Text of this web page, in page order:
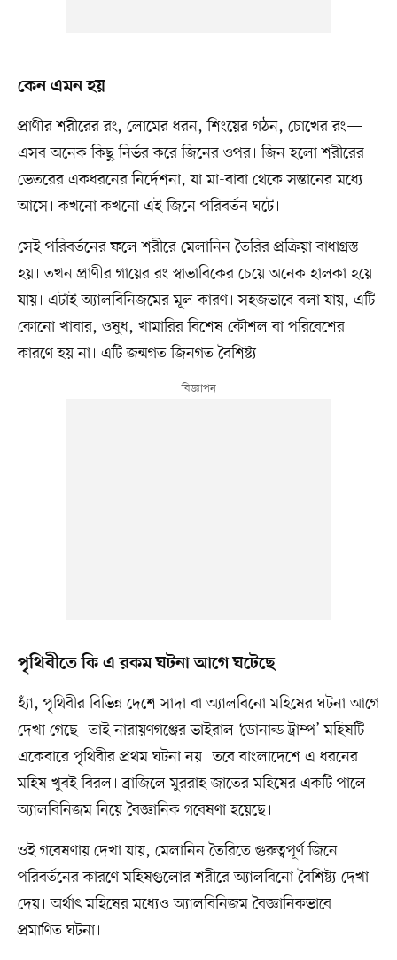
কেন এমন হয়
প্রাণীর শরীরের রং, লোমের ধরন, শিংয়ের গঠন, চোখের রং—
এসব অনেক কিছু নির্ভর করে জিনের ওপর। জিন হলো শরীরের
ভেতরের একধরনের নির্দেশনা, যা মা-বাবা থেকে সন্তানের মধ্যে
আসে। কখনো কখনো এই জিনে পরিবর্তন ঘটে।
সেই পরিবর্তনের ফলে শরীরে মেলানিন তৈরির প্রক্রিয়া বাধাগ্রস্ত
হয়। তখন প্রাণীর গায়ের রং স্বাভাবিকের চেয়ে অনেক হালকা হয়ে
যায়। এটাই অ্যালবিনিজমের মূল কারণ। সহজভাবে বলা যায়, এটি
কোনো খাবার, ওষুধ, খামারির বিশেষ কৌশল বা পরিবেশের
কারণে হয় না। এটি জন্মগত জিনগত বৈশিষ্ট্য।
পৃথিবীতে কি এ রকম ঘটনা আগে ঘটেছে
হ্যাঁ, পৃথিবীর বিভিন্ন দেশে সাদা বা অ্যালবিনো মহিষের ঘটনা আগে
দেখা গেছে। তাই নারায়ণগঞ্জের ভাইরাল ‘ডোনাল্ড ট্রাম্প’ মহিষটি
একেবারে পৃথিবীর প্রথম ঘটনা নয়। তবে বাংলাদেশে এ ধরনের
মহিষ খুবই বিরল। ব্রাজিলে মুররাহ জাতের মহিষের একটি পালে
অ্যালবিনিজম নিয়ে বৈজ্ঞানিক গবেষণা হয়েছে।
ওই গবেষণায় দেখা যায়, মেলানিন তৈরিতে গুরুত্বপূর্ণ জিনে
পরিবর্তনের কারণে মহিষগুলোর শরীরে অ্যালবিনো বৈশিষ্ট্য দেখা
দেয়। অর্থাৎ মহিষের মধ্যেও অ্যালবিনিজম বৈজ্ঞানিকভাবে
প্রমাণিত ঘটনা।